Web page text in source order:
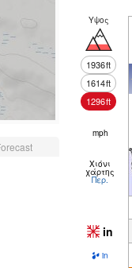
Υψος
1936ft
1614ft
1296ft
mph
Χιόνι
χάρτης
Περ.
in
in